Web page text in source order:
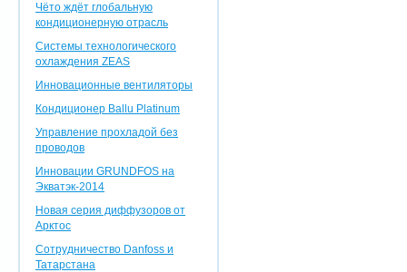
Чёто ждёт глобальную
кондиционерную отрасль
Системы технологического
охлаждения ZEAS
Инновационные вентиляторы
Кондиционер Ballu Platinum
Управление прохладой без
проводов
Инновации GRUNDFOS на
Экватэк-2014
Новая серия диффузоров от
Арктос
Сотрудничество Danfoss и
Татарстана